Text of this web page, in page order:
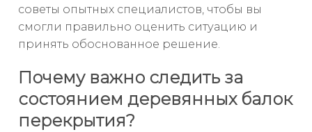
советы опытных специалистов, чтобы вы
смогли правильно оценить ситуацию и
принять обоснованное решение.
Почему важно следить за
состоянием деревянных балок
перекрытия?